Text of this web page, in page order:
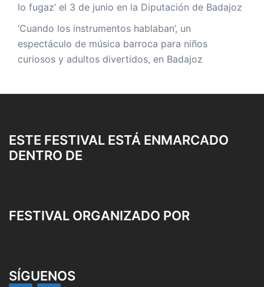
lo fugaz’ el 3 de junio en la Diputación de Badajoz
‘Cuando los instrumentos hablaban’, un
espectáculo de música barroca para niños
curiosos y adultos divertidos, en Badajoz
ESTE FESTIVAL ESTÁ ENMARCADO
DENTRO DE
FESTIVAL ORGANIZADO POR
SÍGUENOS